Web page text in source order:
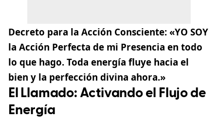
Decreto para la Acción Consciente: «YO SOY
la Acción Perfecta de mi Presencia en todo
lo que hago. Toda energía fluye hacia el
bien y la perfección divina ahora.»
El Llamado: Activando el Flujo de
Energía